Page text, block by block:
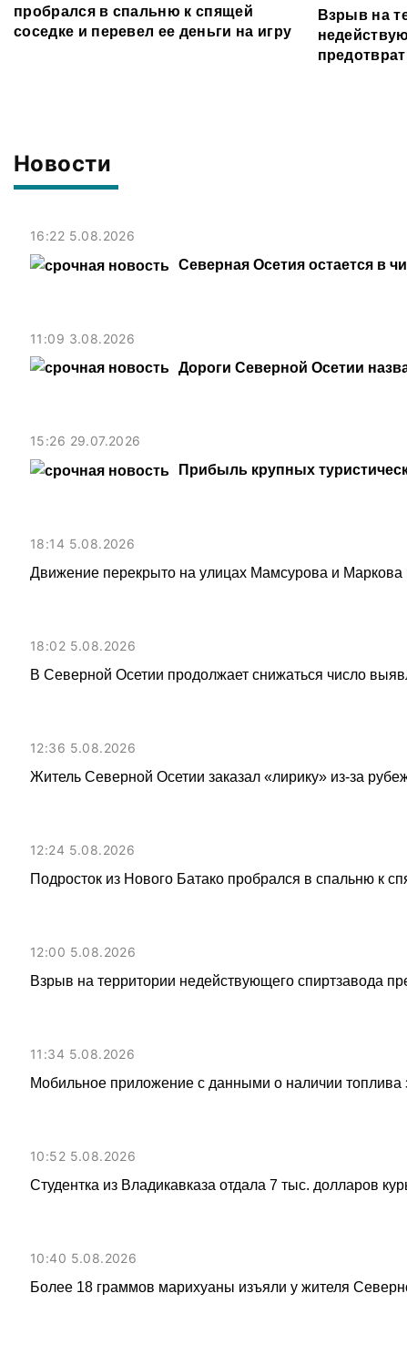
Новости
16:22 5.08.2026
Северная Осетия остается в
11:09 3.08.2026
Дороги Северной Осетии
15:26 29.07.2026
Прибыль крупных
18:14 5.08.2026
Движение перекрыто на улицах Мамсурова и Маркова
18:02 5.08.2026
В Северной Осетии продолжает снижаться число
12:36 5.08.2026
Житель Северной Осетии заказал «лирику» из-за
12:24 5.08.2026
Подросток из Нового Батако пробрался в спальню к
12:00 5.08.2026
Взрыв на территории недействующего спиртзавода
11:34 5.08.2026
Мобильное приложение с данными о наличии топлива
10:52 5.08.2026
Студентка из Владикавказа отдала 7 тыс. долларов
10:40 5.08.2026
Более 18 граммов марихуаны изъяли у жителя
пробрался в спальню к спящей
соседке и перевел ее деньги на игру
Взрыв на